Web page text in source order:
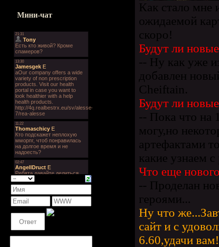
Мини-чат
Как стало мне
ожидаемой
скоро!
Будут ли
-- Ну как уже
добавлен
Cheiftain.
Будут ли
-- Пока что на
могу,но
артефактами
какие узнаем
Что еще
-- Проделан
героями...
Ну что
сайт и с
6.60,удачи вам!